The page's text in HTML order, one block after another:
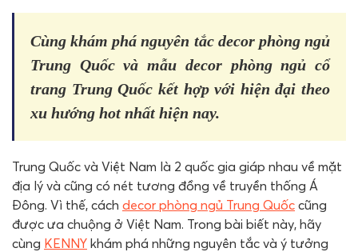
Cùng khám phá nguyên tắc decor phòng ngủ
Trung Quốc và mẫu decor phòng ngủ cổ
trang Trung Quốc kết hợp với hiện đại theo
xu hướng hot nhất hiện nay.
Trung Quốc và Việt Nam là 2 quốc gia giáp nhau về mặt
địa lý và cũng có nét tương đồng về truyền thống Á
Đông. Vì thế, cách decor phòng ngủ Trung Quốc cũng
được ưa chuộng ở Việt Nam. Trong bài biết này, hãy
cùng KENNY khám phá những nguyên tắc và ý tưởng